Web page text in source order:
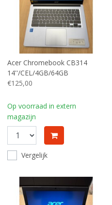
Acer Chromebook CB314
14''/CEL/4GB/64GB
€125,00
Op voorraad in extern
magazijn
Vergelijk